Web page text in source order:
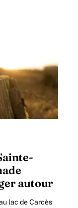
autour
lac de Carcès